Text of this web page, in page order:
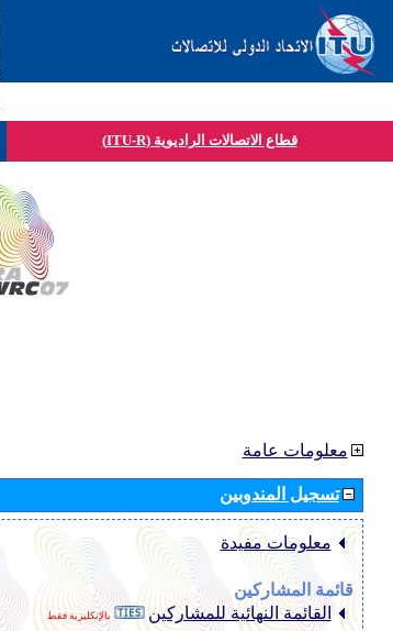
قطاع الاتصالات الراديوية (ITU-R)
معلومات عامة
تسجيل المندوبين
معلومات مفيدة
قائمة المشاركين
القائمة النهائية للمشاركين
بالإنكليزية فقط